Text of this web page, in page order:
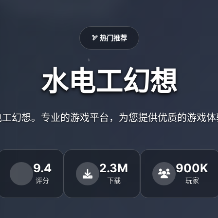
🏹 热门推荐
水电工幻想
幻想。专业的游戏平台，为您提供优质的游戏
9.4
评分
2.3M
下载
900K
玩家